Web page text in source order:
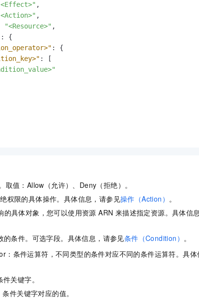
,
,
"<Resource>" ,
:
{
:
{
:
[
取值：Allow（允许）、Deny（拒绝）。
权限的具体操作。具体信息，请参见操作（Action） 。
的具体对象，您可以使用资源 ARN 来描述指定资源。具体信
条件。可选字段。具体信息，请参见条件（Condition） 。
：条件运算符，不同类型的条件对应不同的条件运算符。具
关键字。
件关键字对应的值。
果
新一代 AI 视频生成模型，深度适配广告营销等场景
大模型服务平台百炼-智能体
灵活可视化地构建企业级 Agent
手
400电话
广告营销